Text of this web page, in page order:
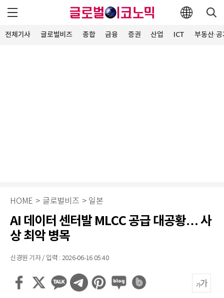
전체기사 글로벌비즈 종합 금융 증권 산업 ICT 부동산·
HOME > 글로벌비즈 > 일본
AI 데이터 센터발 MLCC 공급 대공황… 사
상 최악 병목
신경원 기자 / 입력 : 2026-06-16 05:40